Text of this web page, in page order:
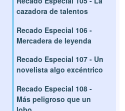
cazadora de talentos
Recado Especial 106 -
Mercadera de leyenda
Recado Especial 107 - Un
novelista algo excéntrico
Recado Especial 108 -
Más peligroso que un